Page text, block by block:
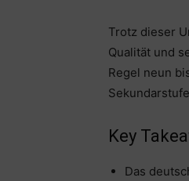
Trotz dieser
Qualität und
Regel neun
Key
Das